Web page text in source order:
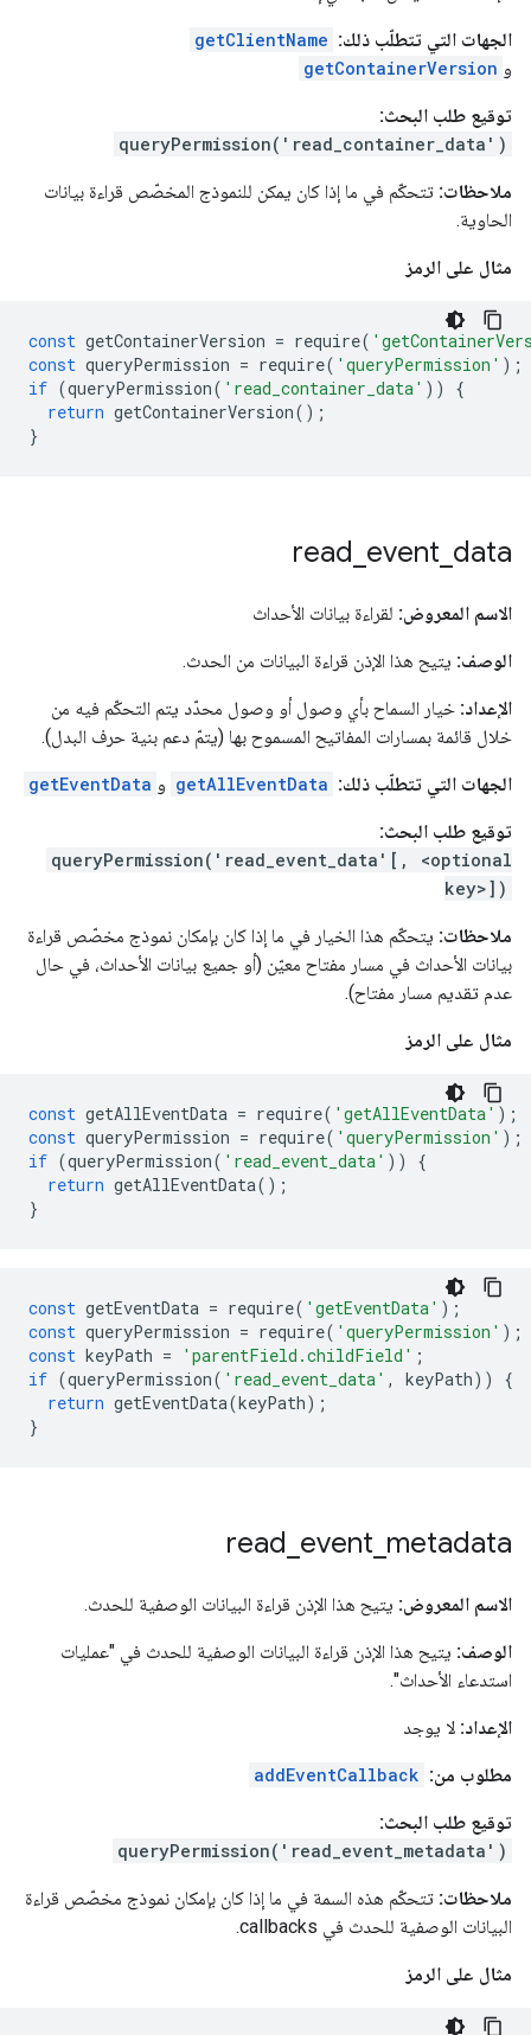
الجهات التي تتطلّب ذلك: getClientName
و getContainerVersion
توقيع طلب البحث:
queryPermission('read_container_data')
ملاحظات: تتحكّم في ما إذا كان يمكن للنموذج المخصّص قراءة بيانات
الحاوية.
مثال على الرمز
const getContainerVersion = require(
const queryPermission = require( 'queryPermission' );
if (queryPermission( 'read_container_data' ))
{
return getContainerVersion();
}
read event data
الاسم المعروض: لقراءة بيانات الأحداث
الوصف: يتيح هذا الإذن قراءة البيانات من الحدث.
الإعداد: خيار السماح بأي وصول أو وصول محدّد يتم التحكّم فيه من
خلال قائمة بمسارات المفاتيح المسموح بها (يتمّ دعم بنية حرف البدل).
الجهات التي تتطلّب ذلك: getAllEventData و getEventData
توقيع طلب البحث:
queryPermission('read_event_data'[, <optional
key>])
ملاحظات: يتحكّم هذا الخيار في ما إذا كان بإمكان نموذج مخصّص قراءة
بيانات الأحداث في مسار مفتاح معيّن (أو جميع بيانات الأحداث، في حال
عدم تقديم مسار مفتاح).
مثال على الرمز
const getAllEventData = require( 'getAllEventData' );
const queryPermission = require( 'queryPermission' );
if (queryPermission( 'read_event_data' ))
{
return getAllEventData();
}
const getEventData = require( 'getEventData' );
const queryPermission = require( 'queryPermission' );
const keyPath = 'parentField.childField' ;
if (queryPermission( 'read_event_data' , keyPath))
{
return getEventData(keyPath);
}
read event metadata
الاسم المعروض: يتيح هذا الإذن قراءة البيانات الوصفية للحدث.
الوصف: يتيح هذا الإذن قراءة البيانات الوصفية للحدث في "عمليات
استدعاء الأحداث".
الإعداد: لا يوجد
مطلوب من: addEventCallback
توقيع طلب البحث:
queryPermission('read_event_metadata')
ملاحظات: تتحكّم هذه السمة في ما إذا كان بإمكان نموذج مخصّص قراءة
البيانات الوصفية للحدث في callbacks.
مثال على الرمز